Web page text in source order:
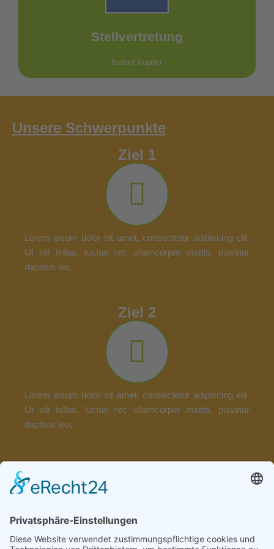
Stellvertretung
Isabel Kupfer
Kontakt
Email: sv-vorsitz(at)ker-landkreis-leipzig.de
Unsere Schwerpunkte
Ziel 1
Lorem ipsum dolor sit amet, consectetur adipiscing elit.
Ut elit tellus, luctus nec ullamcorper mattis, pulvinar
dapibus leo.
Ziel 2
Lorem ipsum dolor sit amet, consectetur adipiscing elit.
Ut elit tellus, luctus nec ullamcorper mattis, pulvinar
dapibus leo.